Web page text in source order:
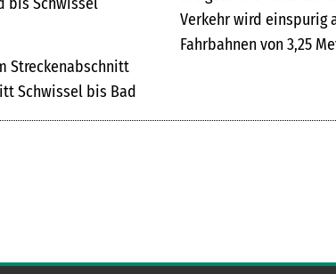
Streckenabschnitt
Schwissel bis Bad
Verkehr wird einspurig
Fahrbahnen von 3,25